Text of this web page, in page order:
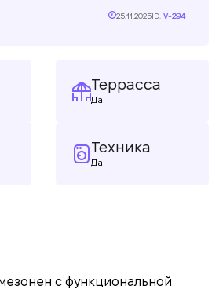
25.11.2025ID: V-294
Террасса
Да
Техника
Да
с функциональной